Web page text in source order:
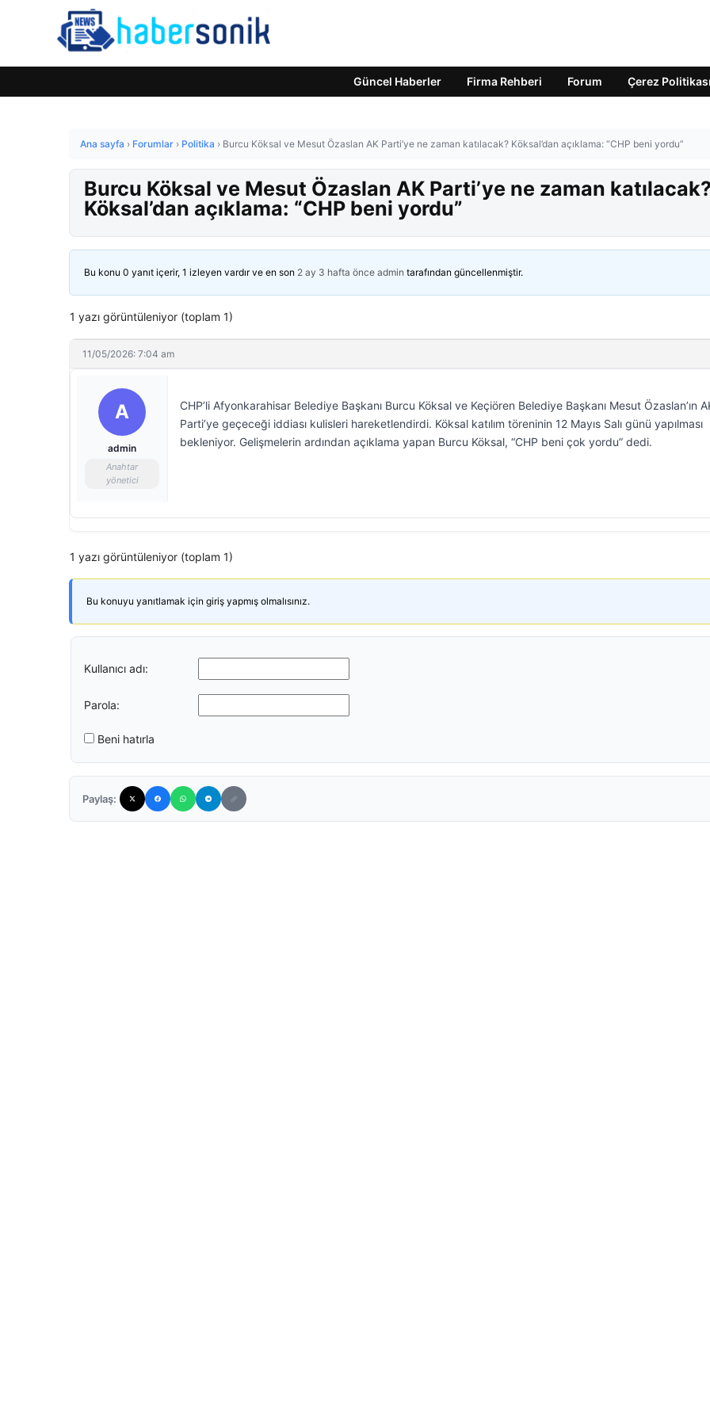
Güncel Haberler Firma Rehberi Forum Çerez Politikası
Ana sayfa › Forumlar › Politika › Burcu Köksal ve Mesut Özaslan AK Parti’ye ne zaman katılacak? Köksal’dan açıklama: “CHP beni yordu”
Burcu Köksal ve Mesut Özaslan AK Parti’ye ne zaman katılacak?
Köksal’dan açıklama: “CHP beni yordu”
Bu konu 0 yanıt içerir, 1 izleyen vardır ve en son 2 ay 3 hafta önce admin tarafından güncellenmiştir.
1 yazı görüntüleniyor (toplam 1)
11/05/2026: 7:04 am
A
admin
Anahtar
yönetici
CHP’li Afyonkarahisar Belediye Başkanı Burcu Köksal ve Keçiören Belediye Başkanı Mesut Özaslan’ın
Parti’ye geçeceği iddiası kulisleri hareketlendirdi. Köksal katılım töreninin 12 Mayıs Salı günü yapılması
bekleniyor. Gelişmelerin ardından açıklama yapan Burcu Köksal, “CHP beni çok yordu” dedi.
1 yazı görüntüleniyor (toplam 1)
Bu konuyu yanıtlamak için giriş yapmış olmalısınız.
Kullanıcı adı:
Parola:
Beni hatırla
Paylaş: